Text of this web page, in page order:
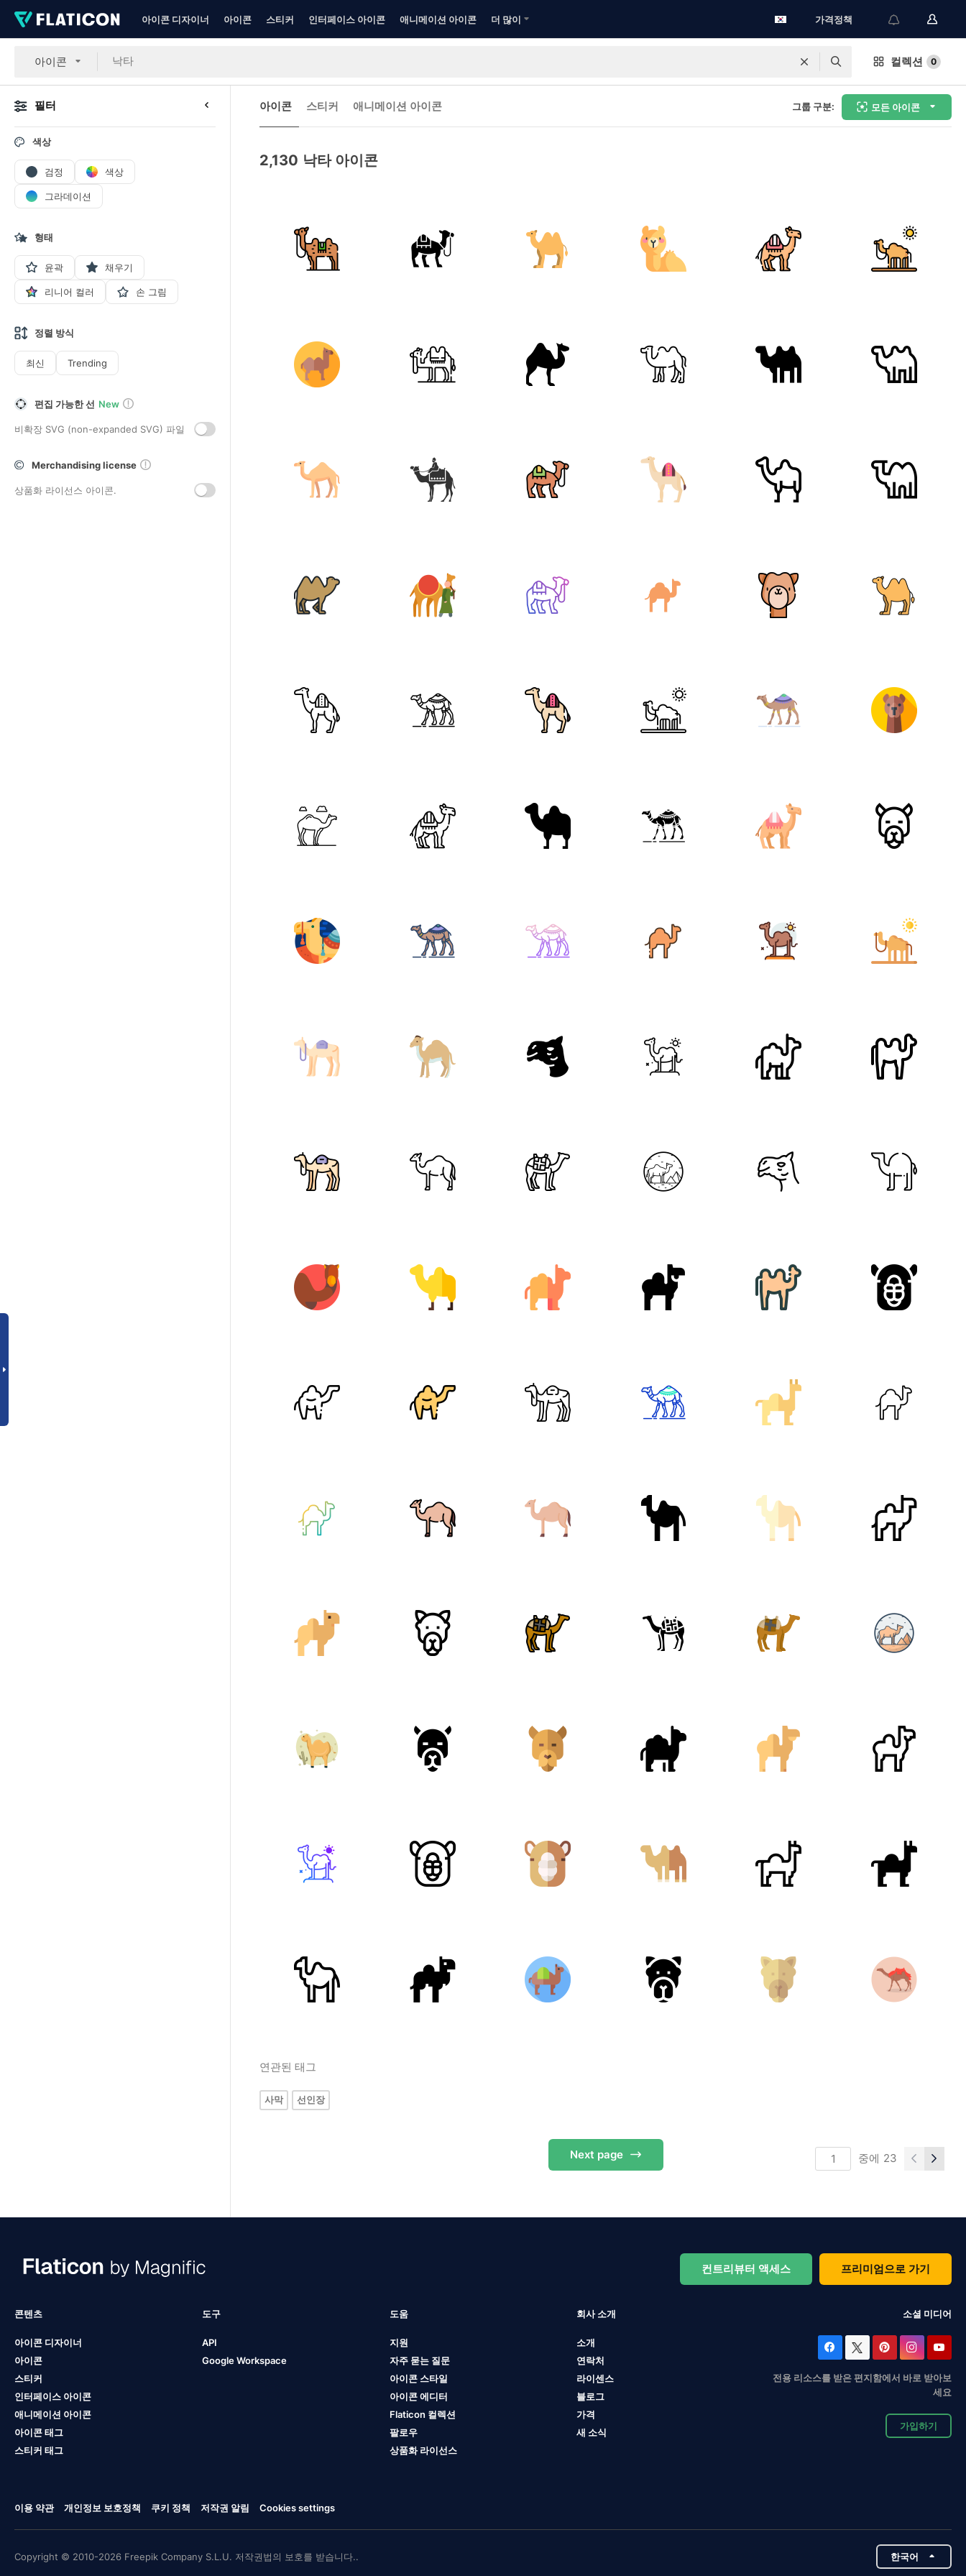
아이콘 디자이너 아이콘 스티커 인터페이스 아이콘 애니메이션 아이콘 더 많이 가격정책
아이콘 컬렉션 0
필터
색상
검정 색상
그라데이션
형태
윤곽 채우기
리니어 컬러 손 그림
정렬 방식
최신 Trending
편집 가능한 선 New
비확장 SVG (non-expanded SVG) 파일
Merchandising license
상품화 라이선스 아이콘.
아이콘 스티커 애니메이션 아이콘 그룹 구분: 모든 아이콘
2,130 낙타 아이콘
연관된 태그
사막 선인장
Next page 중에 23
컨트리뷰터 액세스 프리미엄으로 가기
콘텐츠
아이콘 디자이너
아이콘
스티커
인터페이스 아이콘
애니메이션 아이콘
아이콘 태그
스티커 태그
도구
API
Google Workspace
도움
지원
자주 묻는 질문
아이콘 스타일
아이콘 에디터
Flaticon 컬렉션
팔로우
상품화 라이선스
회사 소개
소개
연락처
라이센스
블로그
가격
새 소식
소셜 미디어
전용 리소스를 받은 편지함에서 바로 받아보
세요
가입하기
이용 약관 개인정보 보호정책 쿠키 정책 저작권 알림 Cookies settings
Copyright © 2010-2026 Freepik Company S.L.U. 저작권법의 보호를 받습니다.. 한국어